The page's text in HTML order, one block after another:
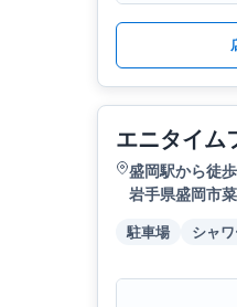
エニタイム
盛岡駅から徒
岩手県盛岡市
駐車場 シャ